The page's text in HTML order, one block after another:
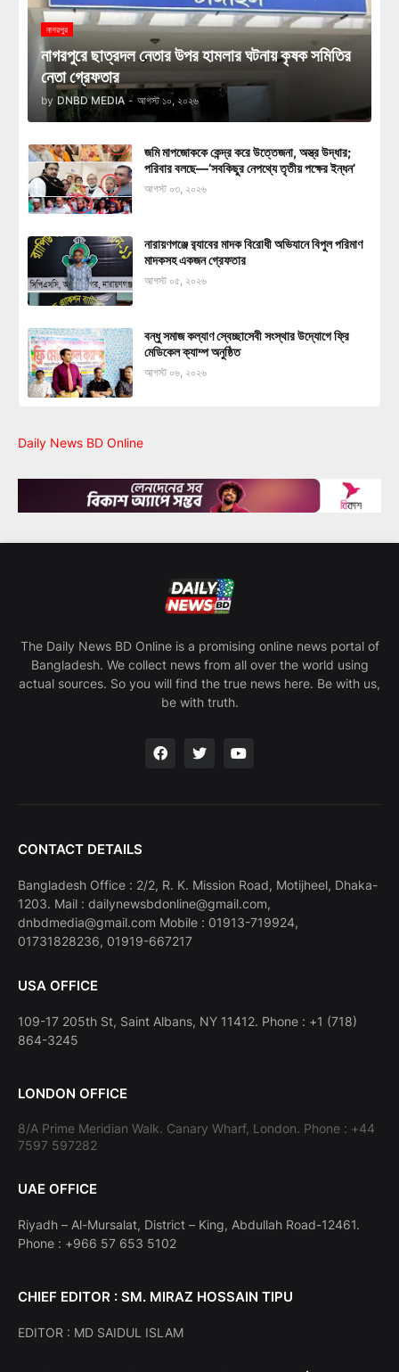
নাগরপুর
নাগরপুরে ছাত্রদল নেতার উপর হামলার ঘটনায় কৃষক সমিতির
নেতা গ্রেফতার
by DNBD MEDIA - আগস্ট ১০, ২০২৬
জমি মাপজোককে কেন্দ্র করে উত্তেজনা, অস্ত্র উদ্ধার;
পরিবার বলছে—‘সবকিছুর নেপথ্যে তৃতীয় পক্ষের ইন্ধন’
আগস্ট ০৩, ২০২৬
নারায়ণগঞ্জে র‍্যাবের মাদক বিরোধী অভিযানে বিপুল পরিমাণ
মাদকসহ একজন গ্রেফতার
আগস্ট ০৫, ২০২৬
বন্ধু সমাজ কল্যাণ স্বেচ্ছাসেবী সংস্থার উদ্যোগে ফ্রি
মেডিকেল ক্যাম্প অনুষ্ঠিত
আগস্ট ০৬, ২০২৬
Daily News BD Online
The Daily News BD Online is a promising online news portal of
Bangladesh. We collect news from all over the world using
actual sources. So you will find the true news here. Be with us,
be with truth.
CONTACT DETAILS
Bangladesh Office : 2/2, R. K. Mission Road, Motijheel, Dhaka-
1203. Mail : dailynewsbdonline@gmail.com,
dnbdmedia@gmail.com Mobile : 01913-719924,
01731828236, 01919-667217
USA OFFICE
109-17 205th St, Saint Albans, NY 11412. Phone : +1 (718)
864-3245
LONDON OFFICE
8/A Prime Meridian Walk. Canary Wharf, London. Phone : +44
7597 597282
UAE OFFICE
Riyadh – Al-Mursalat, District – King, Abdullah Road-12461.
Phone : +966 57 653 5102
CHIEF EDITOR : SM. MIRAZ HOSSAIN TIPU
EDITOR : MD SAIDUL ISLAM